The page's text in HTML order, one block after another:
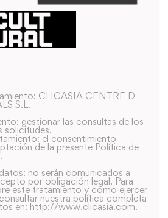
CLICASIA CENTRE D
S.L.
gestionar las consultas de los
solicitudes.
el consentimiento
de la presente Política de
no serán comunicados a
por obligación legal. Para
este tratamiento y como ejercer
nuestra política completa
en: http://www.clicasia.com.